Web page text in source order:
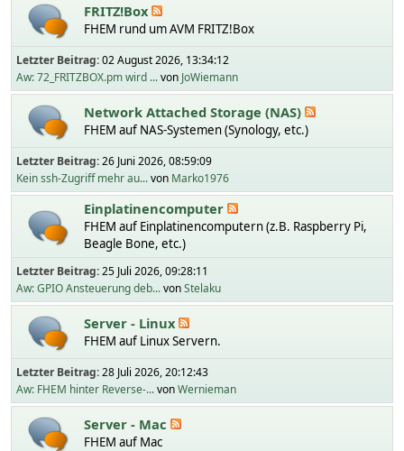
FRITZ!Box
FHEM rund um AVM FRITZ!Box
Letzter Beitrag:02 August 2026, 13:34:12
Aw: 72_FRITZBOX.pm wird ...von JoWiemann
Network Attached Storage (NAS)
FHEM auf NAS-Systemen (Synology, etc.)
Letzter Beitrag:26 Juni 2026, 08:59:09
Kein ssh-Zugriff mehr au...von Marko1976
Einplatinencomputer
FHEM auf Einplatinencomputern (z.B. Raspberry Pi,
Beagle Bone, etc.)
Letzter Beitrag:25 Juli 2026, 09:28:11
Aw: GPIO Ansteuerung deb...vonStelaku
Server - Linux
FHEM auf Linux Servern.
Letzter Beitrag:28 Juli 2026, 20:12:43
Aw: FHEM hinter Reverse-...vonWernieman
Server - Mac
FHEM auf Mac